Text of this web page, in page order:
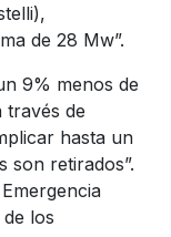
de 28 Mw”.
9% menos de
través de
hasta un
son retirados”.
los